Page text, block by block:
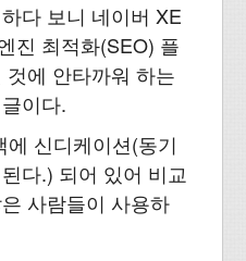
다 보니 네이버 XE
진 최적화(SEO) 플
에 안타까워 하는
이다.
신디케이션(동기
다.) 되어 있어 비교
사람들이 사용하